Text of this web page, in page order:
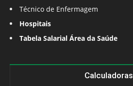
Técnico de Enfermagem
Hospitais
Tabela Salarial Área da Saúde
Calculadoras